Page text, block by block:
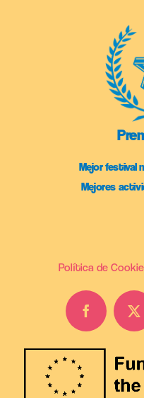
Mejor festival
Mejores
Política de